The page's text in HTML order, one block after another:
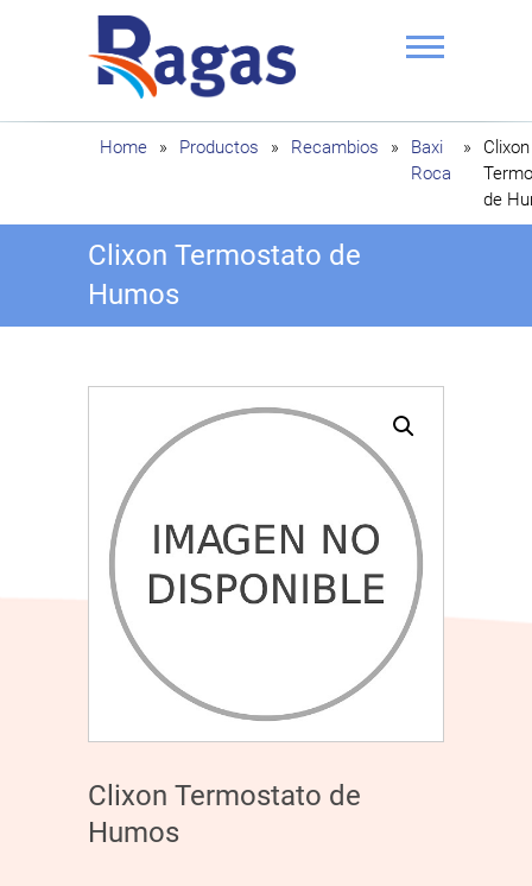
Ragas
Home » Productos » Recambios »
Baxi
Roca
»
Clixon
de
Clixon Termostato de
Humos
Clixon Termostato de
Humos